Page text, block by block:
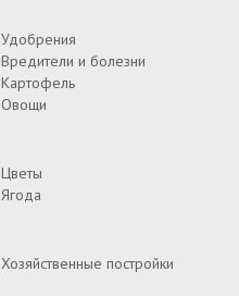
Удобрения
Вредители и болезни
Картофель
Овощи
Цветы
Ягода
Хозяйственные постройки